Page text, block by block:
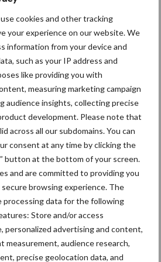
use cookies and other tracking
your experience on our website. We
information from your device and
such as your IP address and
like providing you with
measuring marketing campaign
audience insights, collecting precise
development. Please note that
across all our subdomains. You can
consent at any time by clicking the
button at the bottom of your screen.
and are committed to providing you
browsing experience. The
processing data for the following
Store and/or access
personalized advertising and content,
measurement, audience research,
precise geolocation data, and
een onafhankelijk adviseur.
heel veel tijd als je het niet allemaal zelf
Kees. “Ook wat betreft het vergelijken
meer ondernemers kiezen ervoor
te laten ontzorgen.”
komen gewoon ouderwets aan tafel
hoeven niet online in
van de energieleverancier om
“Mocht er iets onduidelijk zijn op
dan hebben wij bovendien
rechtstreekse contactpersonen,
en sneller zaken geregeld kunnen
jou!